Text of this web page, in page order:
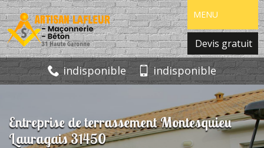
MENU
Devis gratuit
indisponible indisponible
Entreprise de terrassement Montesquieu
Lauragais 31450